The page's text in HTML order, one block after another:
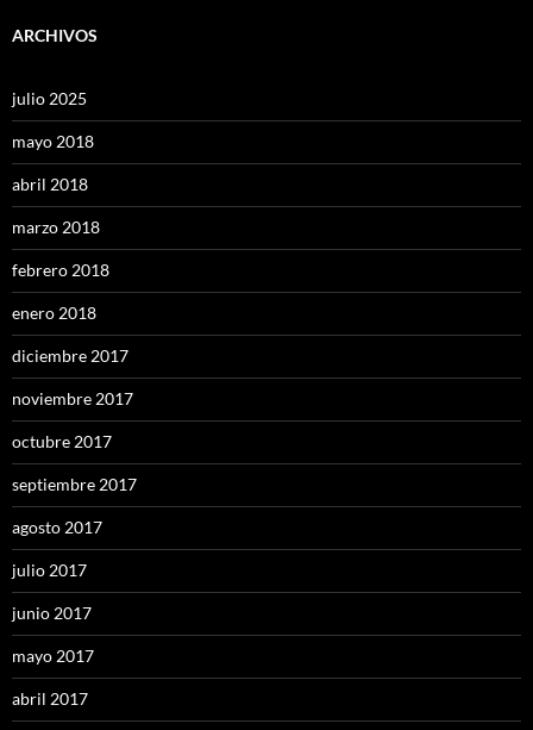
ARCHIVOS
julio 2025
mayo 2018
abril 2018
marzo 2018
febrero 2018
enero 2018
diciembre 2017
noviembre 2017
octubre 2017
septiembre 2017
agosto 2017
julio 2017
junio 2017
mayo 2017
abril 2017